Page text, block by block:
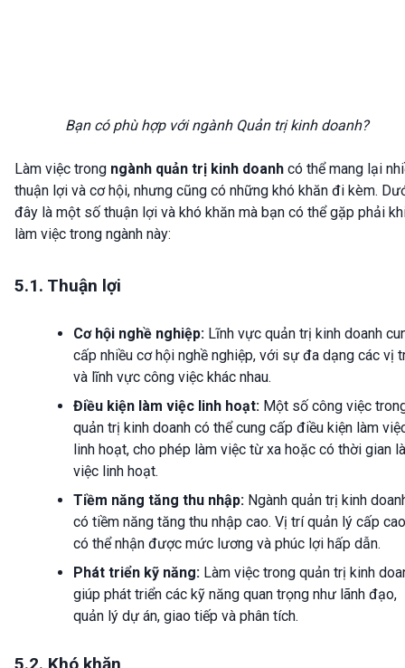
Bạn có phù hợp với ngành Quản trị kinh doanh?
Làm việc trong ngành quản trị kinh doanh có thể mang lại
thuận lợi và cơ hội, nhưng cũng có những khó khăn đi kèm.
đây là một số thuận lợi và khó khăn mà bạn có thể gặp phải
làm việc trong ngành này:
5.1. Thuận lợi
Cơ hội nghề nghiệp: Lĩnh vực quản trị kinh doanh
cấp nhiều cơ hội nghề nghiệp, với sự đa dạng các vị
và lĩnh vực công việc khác nhau.
Điều kiện làm việc linh hoạt: Một số công việc
quản trị kinh doanh có thể cung cấp điều kiện làm
linh hoạt, cho phép làm việc từ xa hoặc có thời gian
việc linh hoạt.
Tiềm năng tăng thu nhập: Ngành quản trị kinh
có tiềm năng tăng thu nhập cao. Vị trí quản lý cấp cao
có thể nhận được mức lương và phúc lợi hấp dẫn.
Phát triển kỹ năng: Làm việc trong quản trị kinh
giúp phát triển các kỹ năng quan trọng như lãnh đạo,
quản lý dự án, giao tiếp và phân tích.